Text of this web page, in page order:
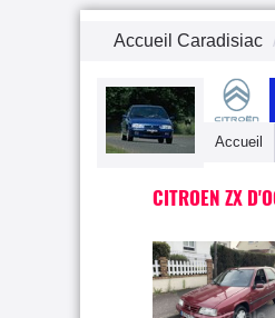
Accueil Caradisiac
Accueil
CITROEN ZX